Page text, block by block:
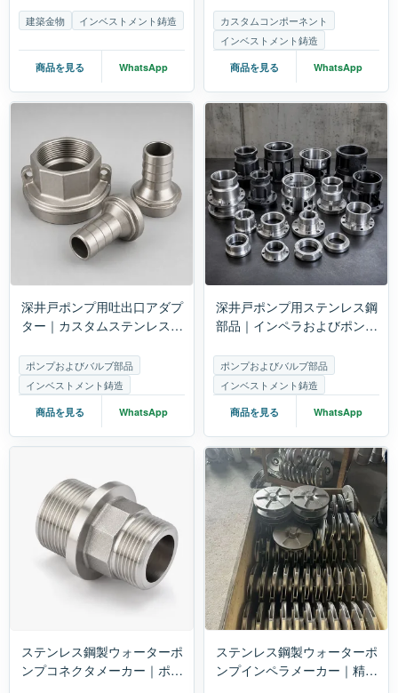
ッド
建築金物 インベストメント鋳造
商品を見る WhatsApp
カスタムコンポーネント
インベストメント鋳造
商品を見る WhatsApp
深井戸ポンプ用吐出口アダプ
ター｜カスタムステンレス製
ー
ポンプおよびバルブ部品
インベストメント鋳造
商品を見る WhatsApp
深井戸ポンプ用ステンレス鋼
部品｜インペラおよびポンプ
工
ポンプおよびバルブ部品
インベストメント鋳造
商品を見る WhatsApp
ステンレス鋼製ウォーターポ
ンプコネクタメーカー｜ポン
ステンレス鋼製ウォーターポ
ンプインペラメーカー｜精密